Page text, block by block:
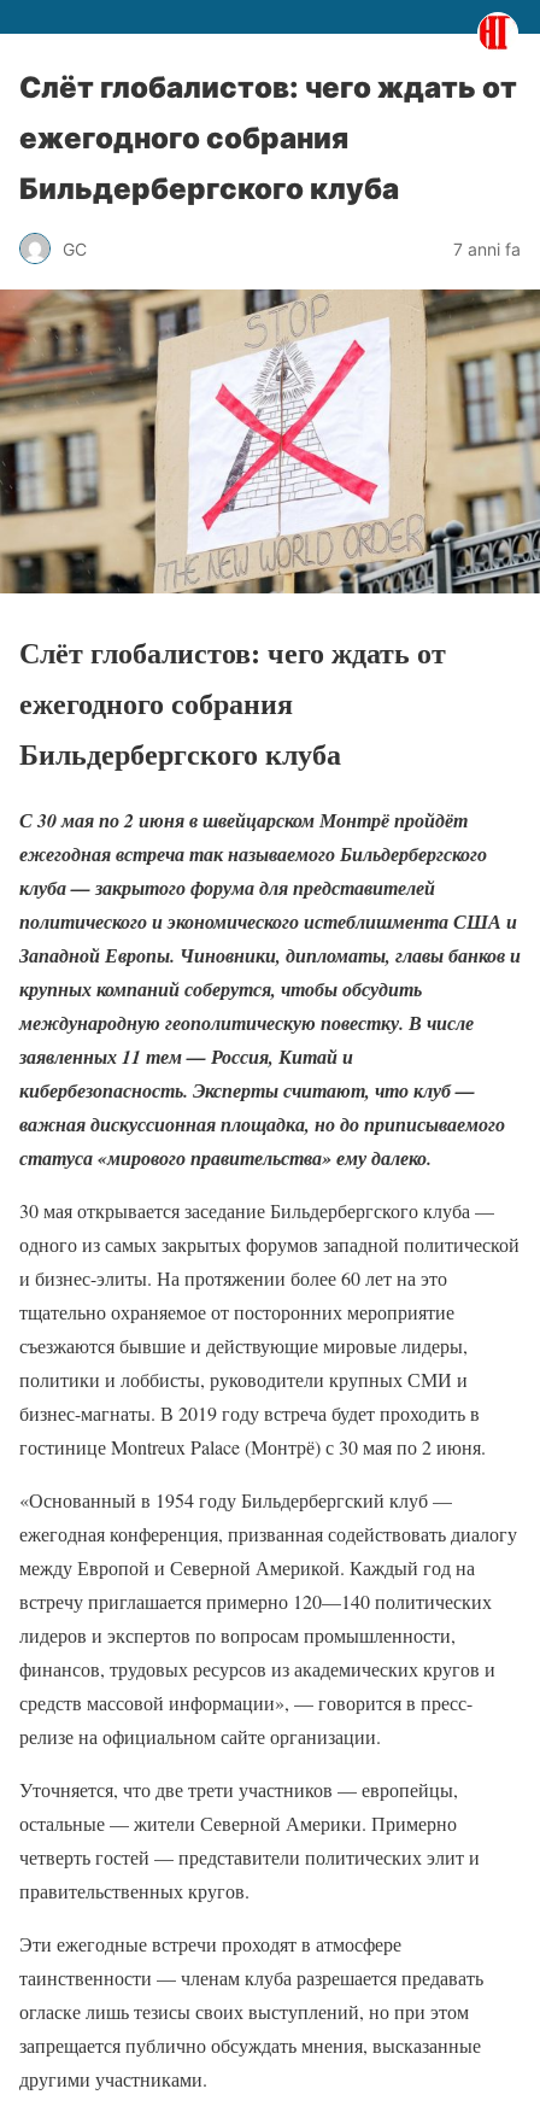
Слёт глобалистов: чего ждать от
ежегодного собрания
Бильдербергского клуба
GC 7 anni fa
Слёт глобалистов: чего ждать от
ежегодного собрания
Бильдербергского клуба
С 30 мая по 2 июня в швейцарском Монтрё пройдёт
ежегодная встреча так называемого Бильдербергского
клуба — закрытого форума для представителей
политического и экономического истеблишмента США и
Западной Европы. Чиновники, дипломаты, главы банков и
крупных компаний соберутся, чтобы обсудить
международную геополитическую повестку. В числе
заявленных 11 тем — Россия, Китай и
кибербезопасность. Эксперты считают, что клуб —
важная дискуссионная площадка, но до приписываемого
статуса «мирового правительства» ему далеко.
30 мая открывается заседание Бильдербергского клуба —
одного из самых закрытых форумов западной политической
и бизнес-элиты. На протяжении более 60 лет на это
тщательно охраняемое от посторонних мероприятие
съезжаются бывшие и действующие мировые лидеры,
политики и лоббисты, руководители крупных СМИ и
бизнес-магнаты. В 2019 году встреча будет проходить в
гостинице Montreux Palace (Монтрё) с 30 мая по 2 июня.
«Основанный в 1954 году Бильдербергский клуб —
ежегодная конференция, призванная содействовать диалогу
между Европой и Северной Америкой. Каждый год на
встречу приглашается примерно 120—140 политических
лидеров и экспертов по вопросам промышленности,
финансов, трудовых ресурсов из академических кругов и
средств массовой информации», — говорится в пресс-
релизе на официальном сайте организации.
Уточняется, что две трети участников — европейцы,
остальные — жители Северной Америки. Примерно
четверть гостей — представители политических элит и
правительственных кругов.
Эти ежегодные встречи проходят в атмосфере
таинственности — членам клуба разрешается предавать
огласке лишь тезисы своих выступлений, но при этом
запрещается публично обсуждать мнения, высказанные
другими участниками.